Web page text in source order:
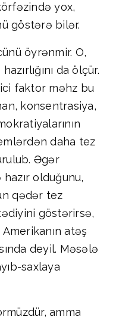
yox,
göstərə bilər.
öyrənmir. O,
da ölçür.
faktor məhz bu
konsentrasiya,
daha tez
Əgər
olduğunu,
qədər tez
göstərirsə,
atəş
deyil. Məsələ
saxlaya
amma